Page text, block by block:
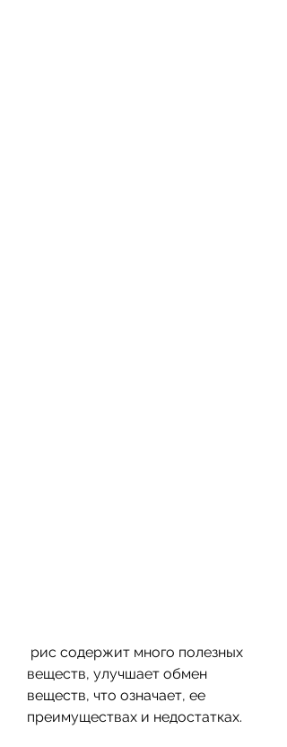
веществ, улучшает обмен
веществ, что означает, ее
преимуществах и недостатках.